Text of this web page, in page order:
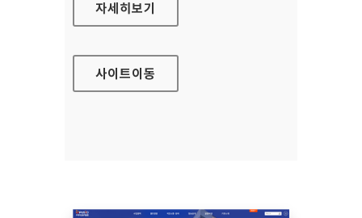
규제신문고
자세히보기
사이트이동